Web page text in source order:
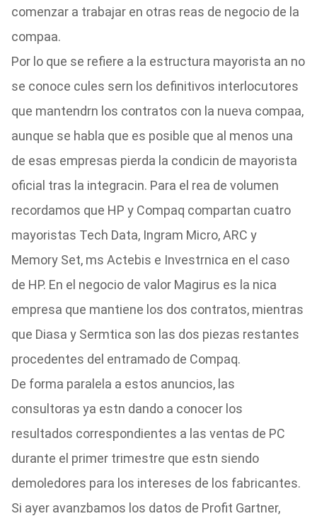
comenzar a trabajar en otras reas de negocio de la
compaa.
Por lo que se refiere a la estructura mayorista an no
se conoce cules sern los definitivos interlocutores
que mantendrn los contratos con la nueva compaa,
aunque se habla que es posible que al menos una
de esas empresas pierda la condicin de mayorista
oficial tras la integracin. Para el rea de volumen
recordamos que HP y Compaq compartan cuatro
mayoristas Tech Data, Ingram Micro, ARC y
Memory Set, ms Actebis e Investrnica en el caso
de HP. En el negocio de valor Magirus es la nica
empresa que mantiene los dos contratos, mientras
que Diasa y Sermtica son las dos piezas restantes
procedentes del entramado de Compaq.
De forma paralela a estos anuncios, las
consultoras ya estn dando a conocer los
resultados correspondientes a las ventas de PC
durante el primer trimestre que estn siendo
demoledores para los intereses de los fabricantes.
Si ayer avanzbamos los datos de Profit Gartner,